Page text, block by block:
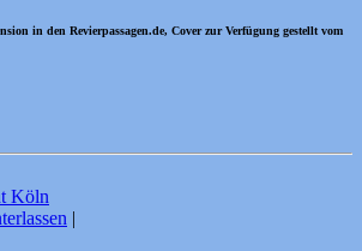
in den Revierpassagen.de, Cover zur Verfügung gestellt vom
Köln
|